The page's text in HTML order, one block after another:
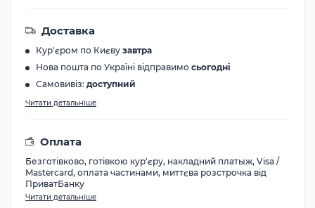
Доставка
Кур'єром по Києву завтра
Нова пошта по Україні відправимо сьогодні
Самовивіз: доступний
Читати детальніше
Оплата
Безготівково, готівкою кур'єру, накладний платыж, Visa /
Mastercard, оплата частинами, миттєва розстрочка від
ПриватБанку
Читати детальніше